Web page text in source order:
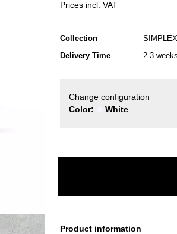
Prices incl. VAT
Collection
SIMPLEX
Delivery Time
2-3 weeks
Change configuration
Color:
White
Product information